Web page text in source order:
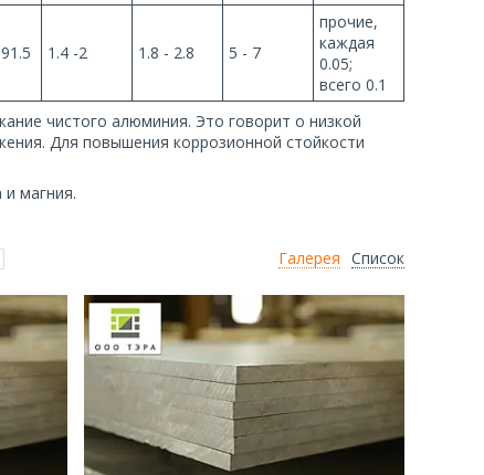
1.4 -2 1.8 - 2.8 5 - 7
прочие,
каждая
0.05;
всего 0.1
чистого алюминия. Это говорит о низкой
Для повышения коррозионной стойкости
магния.
Галерея Список